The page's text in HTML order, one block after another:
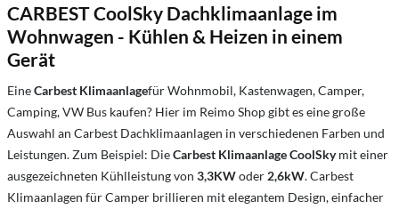
CARBEST CoolSky Dachklimaanlage im
Wohnwagen - Kühlen & Heizen in einem
Gerät
EineCarbest Klimaanlagefür Wohnmobil, Kastenwagen, Camper,
Camping, VW Bus kaufen? Hier im Reimo Shop gibt es eine große
Auswahl an Carbest Dachklimaanlagen in verschiedenen Farben und
Leistungen. Zum Beispiel: DieCarbest Klimaanlage CoolSkymit einer
ausgezeichneten Kühlleistung von 3,3KWoder 2,6kW. Carbest
Klimaanlagen für Camper brillieren mit elegantem Design, einfacher